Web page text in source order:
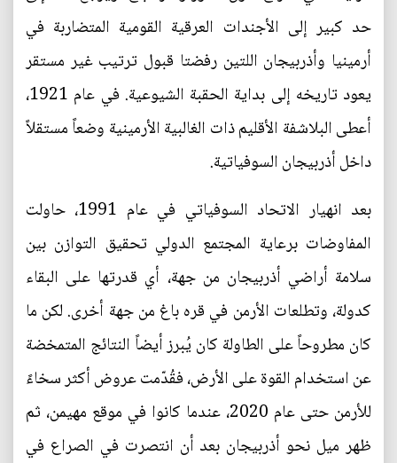
حد كبير إلى الأجندات العرقية القومية المتضاربة في
أرمينيا وأذربيجان اللتين رفضتا قبول ترتيب غير مستقر
يعود تاريخه إلى بداية الحقبة الشيوعية. في عام 1921،
أعطى البلاشفة الأقليم ذات الغالبية الأرمينية وضعاً مستقلاً
داخل أذربيجان السوفياتية.
بعد انهيار الاتحاد السوفياتي في عام 1991، حاولت
المفاوضات برعاية المجتمع الدولي تحقيق التوازن بين
سلامة أراضي أذربيجان من جهة، أي قدرتها على البقاء
كدولة، وتطلعات الأرمن في قره باغ من جهة أخرى. لكن ما
كان مطروحاً على الطاولة كان يُبرز أيضاً النتائج المتمخضة
عن استخدام القوة على الأرض، فقُدّمت عروض أكثر سخاءً
للأرمن حتى عام 2020، عندما كانوا في موقع مهيمن، ثم
ظهر ميل نحو أذربيجان بعد أن انتصرت في الصراع في